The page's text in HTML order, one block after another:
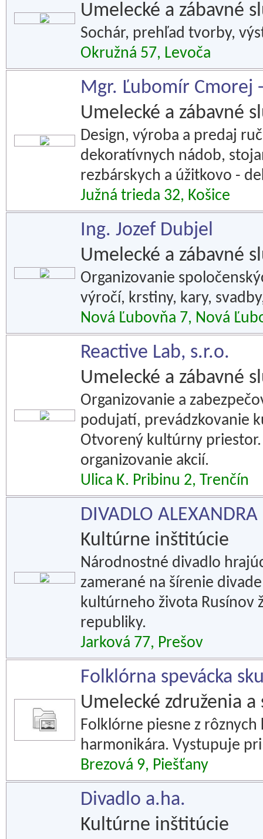
Umelecké a zábavné
Sochár, prehľad tvorby,
Okružná 57, Levoča
Mgr. Ľubomír Cmorej
Umelecké a zábavné
Design, výroba a predaj
dekoratívnych nádob,
rezbárskych a úžitkovo -
Južná trieda 32, Košice
Ing. Jozef Dubjel
Umelecké a zábavné
Organizovanie
výročí, krstiny, kary,
Nová Ľubovňa 7, Nová
Reactive Lab, s.r.o.
Umelecké a zábavné
Organizovanie a
podujatí, prevádzkovanie
Otvorený kultúrny
organizovanie akcií.
Ulica K. Pribinu 2, Trenčín
DIVADLO
Kultúrne inštitúcie
Národnostné divadlo
zamerané na šírenie
kultúrneho života Rusínov
republiky.
Jarková 77, Prešov
Folklórna spevácka
Umelecké združenia a
Folklórne piesne z
harmonikára. Vystupuje
Brezová 9, Piešťany
Divadlo a.ha.
Kultúrne inštitúcie